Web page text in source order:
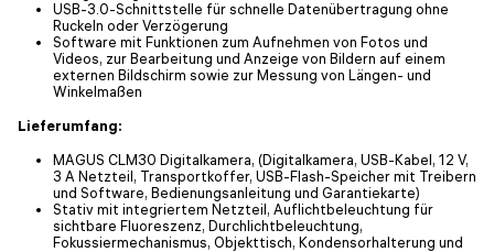
USB-3.0-Schnittstelle für schnelle Datenübertragung ohne
Ruckeln oder Verzögerung
Software mit Funktionen zum Aufnehmen von Fotos und
Videos, zur Bearbeitung und Anzeige von Bildern auf einem
externen Bildschirm sowie zur Messung von Längen- und
Winkelmaßen
Lieferumfang:
MAGUS CLM30 Digitalkamera, (Digitalkamera, USB-Kabel, 12 V,
3 A Netzteil, Transportkoffer, USB-Flash-Speicher mit Treibern
und Software, Bedienungsanleitung und Garantiekarte)
Stativ mit integriertem Netzteil, Auflichtbeleuchtung für
sichtbare Fluoreszenz, Durchlichtbeleuchtung,
Fokussiermechanismus, Objekttisch, Kondensorhalterung und